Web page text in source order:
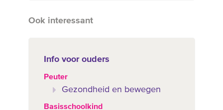
Ook interessant
Info voor ouders
Peuter
Gezondheid en bewegen
Basisschoolkind